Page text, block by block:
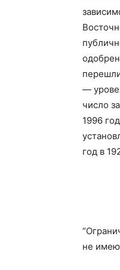
—
число
1996
год в
не